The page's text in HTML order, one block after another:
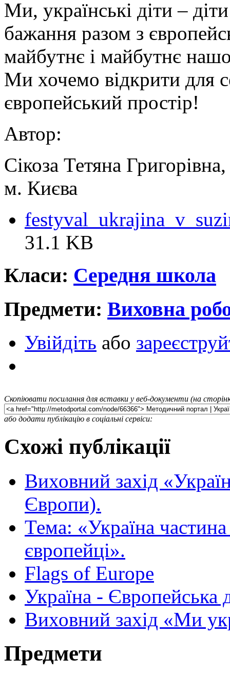
Ми, українські діти –
бажання разом з
майбутнє і майбутнє
Ми хочемо відкрити для
європейський простір!
Автор:
Сікоза Тетяна
м. Києва
31.1 KB
Класи: Середня школа
Предмети: Виховна
Увійдіть або
Скопіювати посилання для вставки у веб-документи (на
або додати публікацію в соціальні сервіси:
Схожі публікації
Виховний захід
Європи).
Тема: «Україна
європейці».
Flags of Europe
Україна - Європейська
Виховний захід «Ми
Предмети